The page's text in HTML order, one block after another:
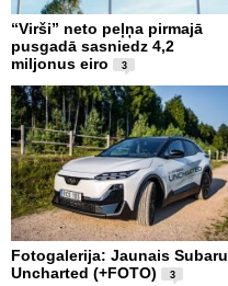
“Virši” neto peļņa pirmajā
pusgadā sasniedz 4,2
miljonus eiro
3
Fotogalerija: Jaunais Subaru
Uncharted (+FOTO)
3